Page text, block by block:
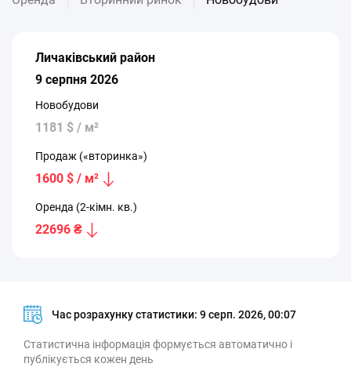
Личаківський район
9 серпня 2026
Новобудови
1181 $ / м²
Продаж («вторинка»)
1600 $ / м²
Оренда (2-кімн. кв.)
22696 ₴
Час розрахунку статистики: 9 серп. 2026, 00:07
Статистична інформація формується автоматично і
публікується кожен день